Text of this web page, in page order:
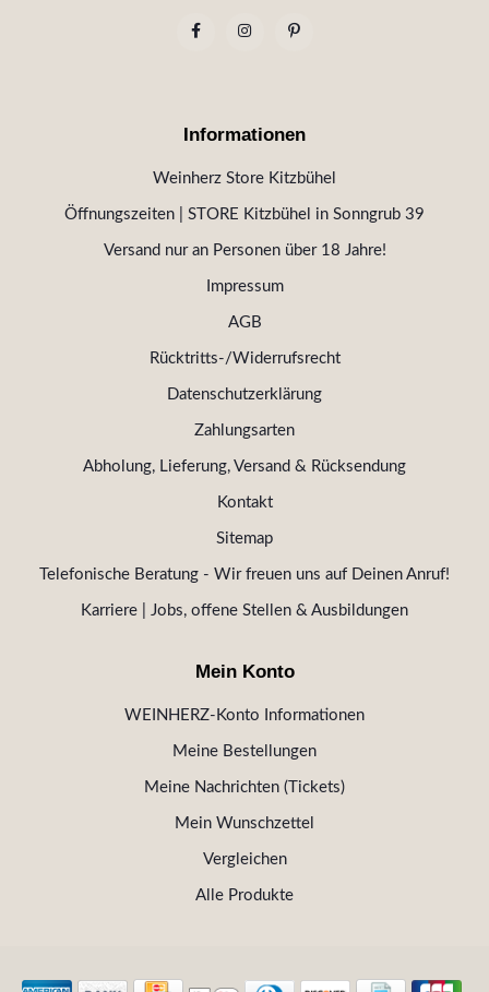
Informationen
Weinherz Store Kitzbühel
Öffnungszeiten | STORE Kitzbühel in Sonngrub 39
Versand nur an Personen über 18 Jahre!
Impressum
AGB
Rücktritts-/Widerrufsrecht
Datenschutzerklärung
Zahlungsarten
Abholung, Lieferung, Versand & Rücksendung
Kontakt
Sitemap
Telefonische Beratung - Wir freuen uns auf Deinen Anruf!
Karriere | Jobs, offene Stellen & Ausbildungen
Mein Konto
WEINHERZ-Konto Informationen
Meine Bestellungen
Meine Nachrichten (Tickets)
Mein Wunschzettel
Vergleichen
Alle Produkte